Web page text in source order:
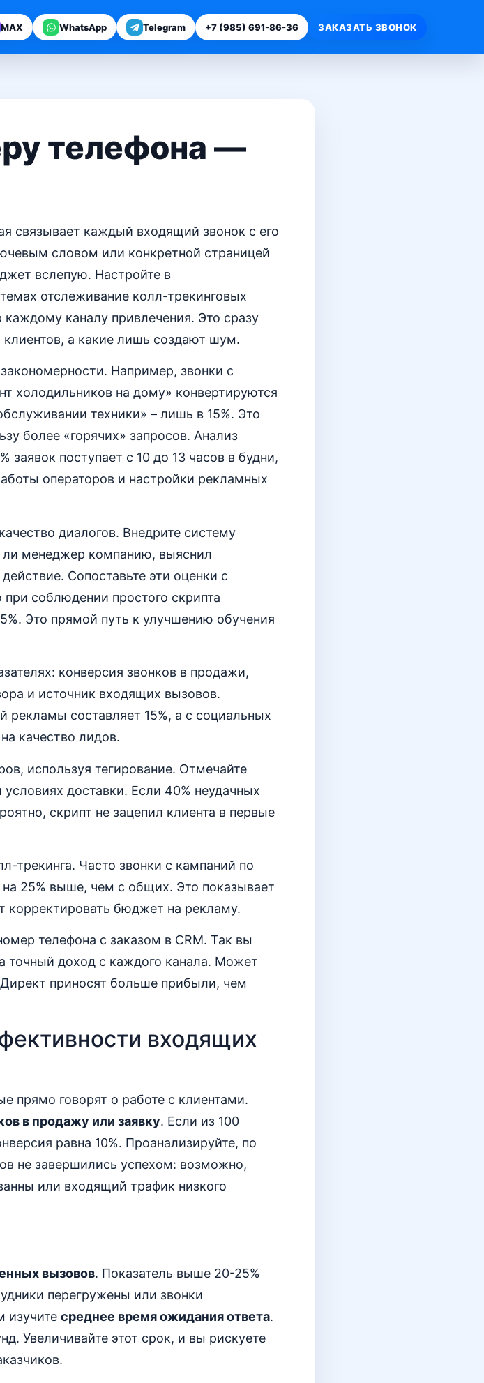
MAX WhatsApp Telegram +7 (985) 691-86-36 ЗАКАЗАТЬ ЗВОНОК
телефона —
связывает каждый входящий звонок с его
словом или конкретной страницей
вслепую. Настройте в
отслеживание колл-трекинговых
каналу привлечения. Это сразу
а какие лишь создают шум.
Например, звонки с
холодильников на дому» конвертируются
техники» – лишь в 15%. Это
более «горячих» запросов. Анализ
заявок поступает с 10 до 13 часов в будни,
операторов и настройки рекламных
диалогов. Внедрите систему
ли менеджер компанию, выяснил
Сопоставьте эти оценки с
соблюдении простого скрипта
Это прямой путь к улучшению обучения
конверсия звонков в продажи,
и источник входящих вызовов.
рекламы составляет 15%, а с социальных
качество лидов.
используя тегирование. Отмечайте
доставки. Если 40% неудачных
скрипт не зацепил клиента в первые
трекинга. Часто звонки с кампаний по
25% выше, чем с общих. Это показывает
корректировать бюджет на рекламу.
телефона с заказом в CRM. Так вы
точный доход с каждого канала. Может
приносят больше прибыли, чем
входящих
прямо говорят о работе с клиентами.
в продажу или заявку. Если из 100
равна 10%. Проанализируйте, по
не завершились успехом: возможно,
или входящий трафик низкого
вызовов. Показатель выше 20-25%
перегружены или звонки
изучите среднее время ожидания ответа.
Увеличивайте этот срок, и вы рискуете